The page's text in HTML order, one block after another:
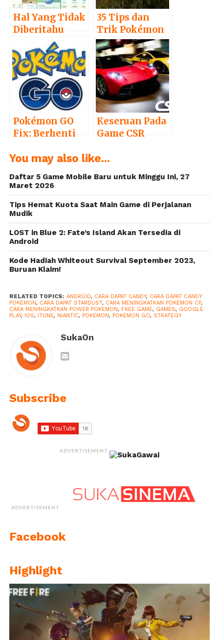
Hal Yang Tidak
Diberitahu
Pokemon Go,
Yang Perlu
Trainer
Ketahui
35 Tips dan
Trik Pokémon
GO yang
Mungkin
Belum Kamu
Ketahui
Pokémon GO
Fix: Berhenti
Loading
Keseruan Pada
Game CSR
You may also like...
Daftar 5 Game Mobile Baru untuk Minggu Ini, 27
Maret 2026
Tips Hemat Kuota Saat Main Game di Perjalanan
Mudik
LOST in Blue 2: Fate’s Island Akan Tersedia di
Android
Kode Hadiah Whiteout Survival September 2023,
Buruan Klaim!
RELATED TOPICS: ANDROID, CARA DAPAT CANDY, CARA DAPAT CANDY
POKEMON, CARA DAPAT STARDUST, CARA MENINGKATKAN POKEMON CP,
CARA MENINGKATKAN POWER POKEMON, FREE GAME, GAMES, GOOGLE
PLAY, IOS, ITUNE, NIANTIC, POKEMON, POKEMON GO, STRATEGY
SukaOn
Subscribe
ADVERTISEMENT
ADVERTISEMENT
Facebook
Highlight